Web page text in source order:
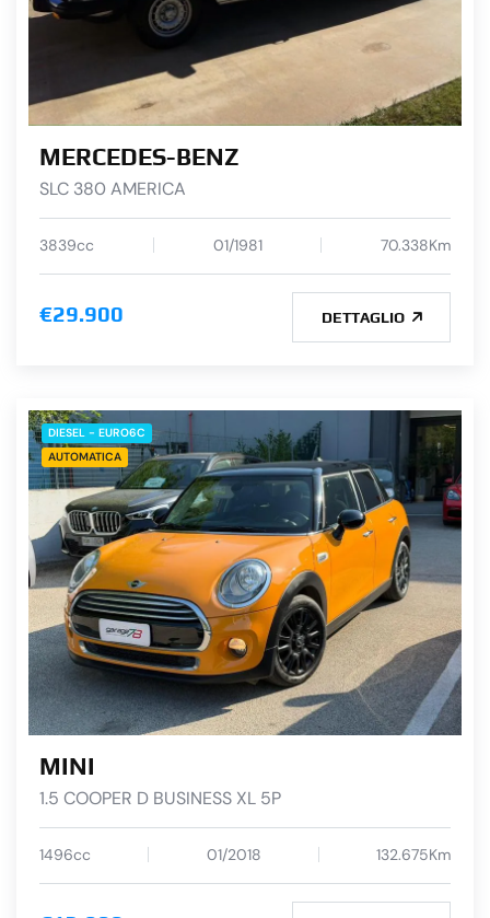
MERCEDES-BENZ
SLC 380 AMERICA
3839cc 01/1981 70.338Km
€29.900 DETTAGLIO
DIESEL - EURO6C
AUTOMATICA
MINI
1.5 COOPER D BUSINESS XL 5P
1496cc 01/2018 132.675Km